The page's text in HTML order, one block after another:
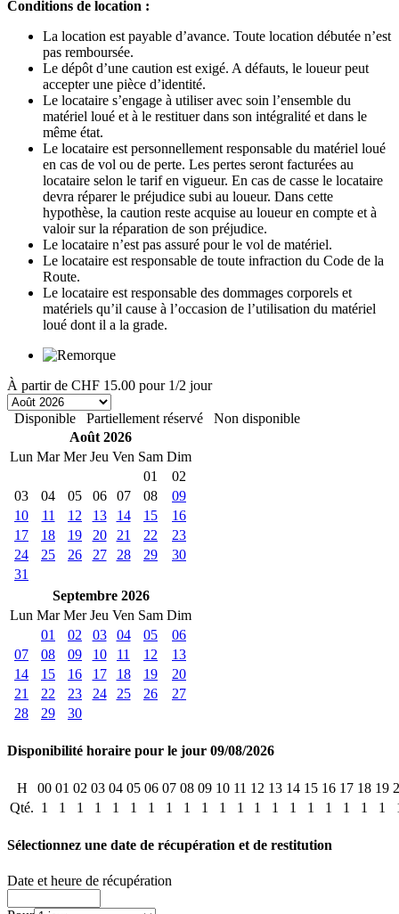
Conditions de location :
La location est payable d’avance. Toute location débutée n’est
pas remboursée.
Le dépôt d’une caution est exigé. A défauts, le loueur peut
accepter une pièce d’identité.
Le locataire s’engage à utiliser avec soin l’ensemble du
matériel loué et à le restituer dans son intégralité et dans le
même état.
Le locataire est personnellement responsable du matériel loué
en cas de vol ou de perte. Les pertes seront facturées au
locataire selon le tarif en vigueur. En cas de casse le locataire
devra réparer le préjudice subi au loueur. Dans cette
hypothèse, la caution reste acquise au loueur en compte et à
valoir sur la réparation de son préjudice.
Le locataire n’est pas assuré pour le vol de matériel.
Le locataire est responsable de toute infraction du Code de la
Route.
Le locataire est responsable des dommages corporels et
matériels qu’il cause à l’occasion de l’utilisation du matériel
loué dont il a la grade.
À partir de CHF 15.00 pour 1/2 jour
Disponible Partiellement réservé
Non disponible
Août 2026
Lun Mar Mer Jeu Ven Sam Dim
01
02
03
04 05 06 07 08
09
10
11 12 13 14 15
16
17
18 19 20 21 22
23
24
25 26 27 28 29
30
31
Septembre 2026
Lun Mar Mer Jeu Ven Sam Dim
01
02 03 04 05
06
07
08 09 10 11 12
13
14
15 16 17 18 19
20
21
22 23 24 25 26
27
28
29 30
Disponibilité horaire pour le jour 09/08/2026
H 00 01 02 03 04 05 06 07 08 09 10 11 12 13 14 15 16 17 18 19
Qté. 1 1 1 1 1 1 1 1 1 1 1 1 1 1 1 1 1 1 1 1
Sélectionnez une date de récupération et de restitution
Date et heure de récupération